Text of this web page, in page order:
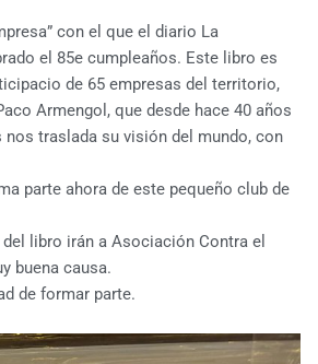
con el que el diario La
el 85e cumpleaños. Este libro es
de 65 empresas del territorio,
Armengol, que desde hace 40 años
traslada su visión del mundo, con
parte ahora de este pequeño club de
libro irán a Asociación Contra el
buena causa.
de formar parte.